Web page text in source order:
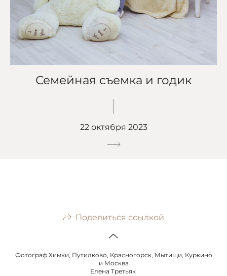
Семейная съемка и годик
22 октября 2023
Поделиться ссылкой
Фотограф Химки, Путилково, Красногорск, Мытищи, Куркино
и Москва
Елена Третьяк